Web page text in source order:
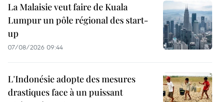
La Malaisie veut faire de Kuala
Lumpur un pôle régional des start-
up
07/08/2026 09:44
L'Indonésie adopte des mesures
drastiques face à un puissant